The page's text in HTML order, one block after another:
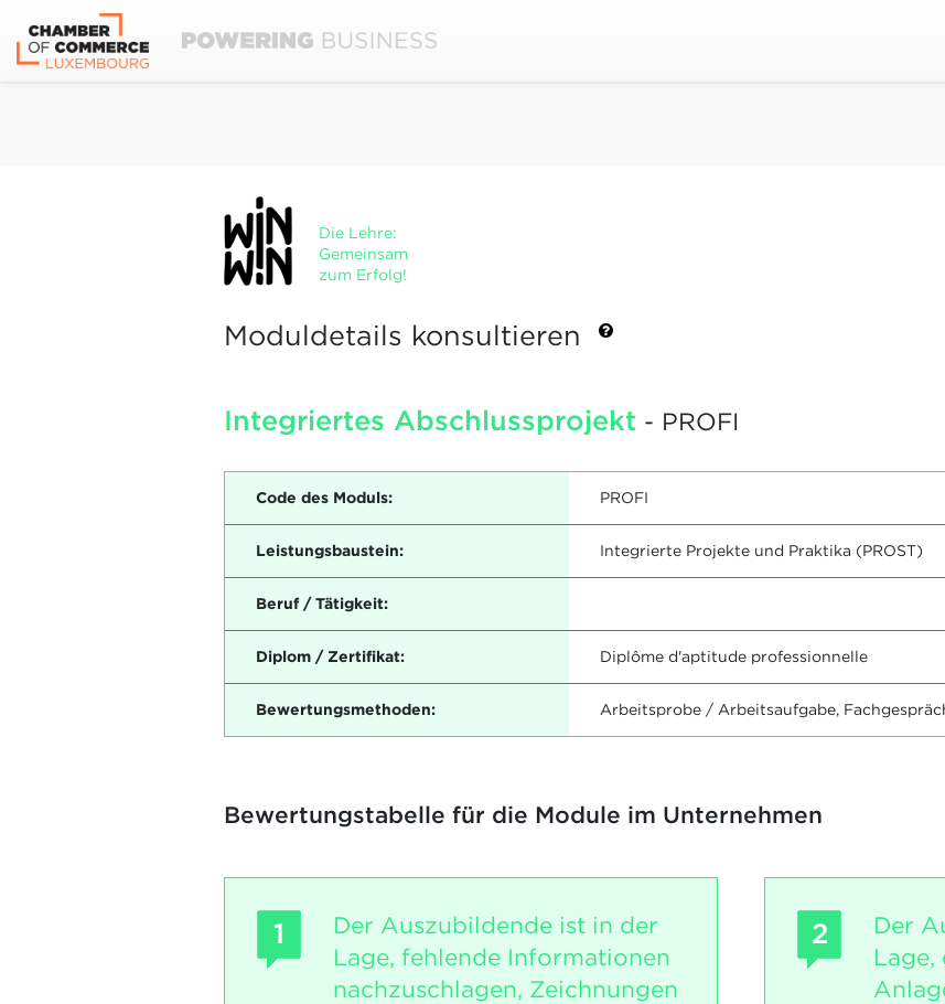
Die Lehre:
Gemeinsam
zum Erfolg!
Moduldetails konsultieren
Integriertes Abschlussprojekt- PROFI
Code des Moduls: PROFI
Leistungsbaustein: Integrierte Projekte und Praktika (PROST)
Beruf / Tätigkeit:
Diplom / Zertifikat: Diplôme d'aptitude professionnelle
Bewertungsmethoden: Arbeitsprobe / Arbeitsaufgabe,
Bewertungstabelle für die Module im Unternehmen
1
Der Auszubildende ist in der
Lage, fehlende Informationen
nachzuschlagen, Zeichnungen
2
Der
Lage,